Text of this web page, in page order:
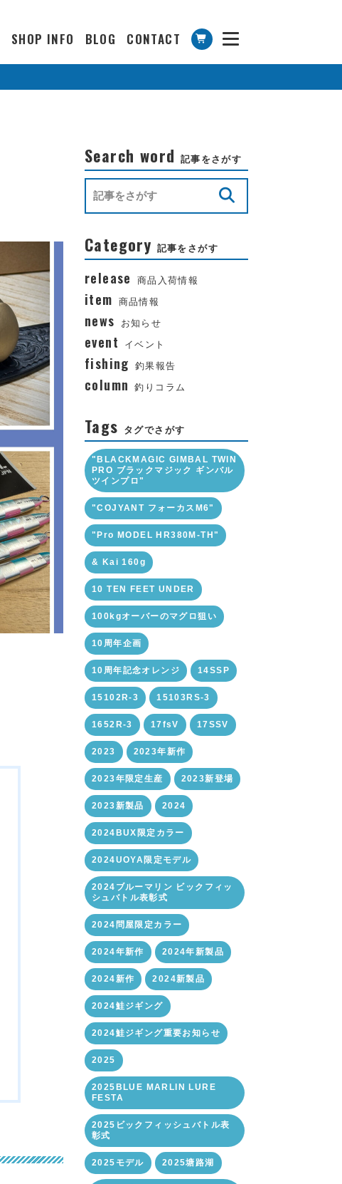
SHOP INFO BLOG CONTACT
Search word 記事をさがす
Category 記事をさがす
release 商品入荷情報
item 商品情報
news お知らせ
event イベント
fishing 釣果報告
column 釣りコラム
Tags タグでさがす
"BLACKMAGIC GIMBAL TWIN
PRO ブラックマジック ギンバル
ツインプロ"
"COJYANT フォーカスM6"
"Pro MODEL HR380M-TH"
& Kai 160g
10 TEN FEET UNDER
100kgオーバーのマグロ狙い
10周年企画
10周年記念オレンジ 14SSP
15102R-3 15103RS-3
1652R-3 17fsV 17SSV
2023 2023年新作
2023年限定生産 2023新登場
2023新製品 2024
2024BUX限定カラー
2024UOYA限定モデル
2024ブルーマリン ビックフィッ
シュバトル表彰式
2024問屋限定カラー
2024年新作 2024年新製品
2024新作 2024新製品
2024鮭ジギング
2024鮭ジギング重要お知らせ
2025
2025BLUE MARLIN LURE
FESTA
2025ビックフィッシュバトル表
彰式
2025モデル 2025塘路湖